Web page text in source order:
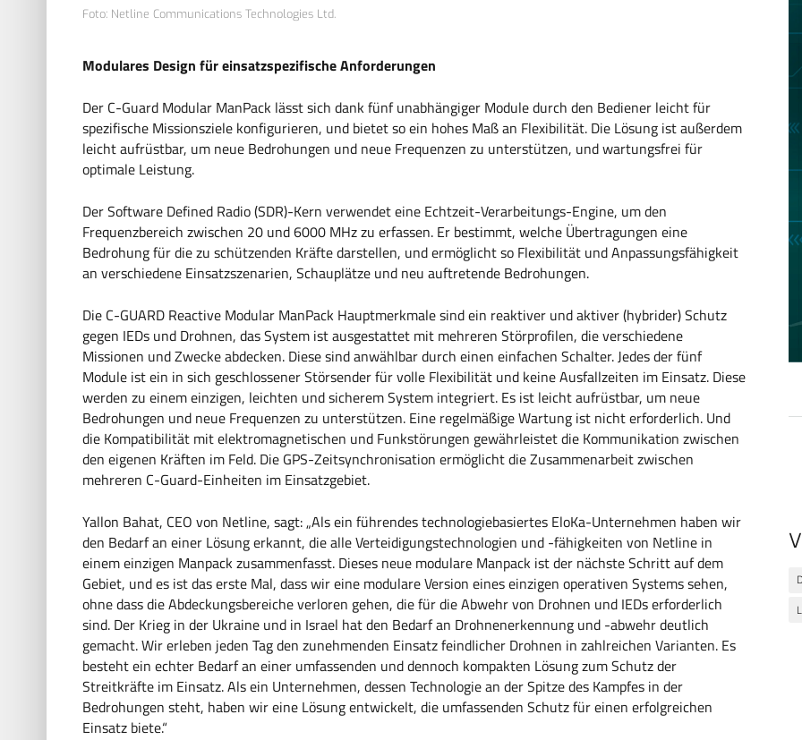
Foto: Netline Communications Technologies Ltd.
Modulares Design für einsatzspezifische Anforderungen
Der C-Guard Modular ManPack lässt sich dank fünf unabhängiger Module durch den Bediener leicht für
spezifische Missionsziele konfigurieren, und bietet so ein hohes Maß an Flexibilität. Die Lösung ist außerdem
leicht aufrüstbar, um neue Bedrohungen und neue Frequenzen zu unterstützen, und wartungsfrei für
optimale Leistung.
Der Software Defined Radio (SDR)-Kern verwendet eine Echtzeit-Verarbeitungs-Engine, um den
Frequenzbereich zwischen 20 und 6000 MHz zu erfassen. Er bestimmt, welche Übertragungen eine
Bedrohung für die zu schützenden Kräfte darstellen, und ermöglicht so Flexibilität und Anpassungsfähigkeit
an verschiedene Einsatzszenarien, Schauplätze und neu auftretende Bedrohungen.
Die C-GUARD Reactive Modular ManPack Hauptmerkmale sind ein reaktiver und aktiver (hybrider) Schutz
gegen IEDs und Drohnen, das System ist ausgestattet mit mehreren Störprofilen, die verschiedene
Missionen und Zwecke abdecken. Diese sind anwählbar durch einen einfachen Schalter. Jedes der fünf
Module ist ein in sich geschlossener Störsender für volle Flexibilität und keine Ausfallzeiten im Einsatz. Diese
werden zu einem einzigen, leichten und sicherem System integriert. Es ist leicht aufrüstbar, um neue
Bedrohungen und neue Frequenzen zu unterstützen. Eine regelmäßige Wartung ist nicht erforderlich. Und
die Kompatibilität mit elektromagnetischen und Funkstörungen gewährleistet die Kommunikation zwischen
den eigenen Kräften im Feld. Die GPS-Zeitsynchronisation ermöglicht die Zusammenarbeit zwischen
mehreren C-Guard-Einheiten im Einsatzgebiet.
Yallon Bahat, CEO von Netline, sagt: „Als ein führendes technologiebasiertes EloKa-Unternehmen haben wir
den Bedarf an einer Lösung erkannt, die alle Verteidigungstechnologien und -fähigkeiten von Netline in
einem einzigen Manpack zusammenfasst. Dieses neue modulare Manpack ist der nächste Schritt auf dem
Gebiet, und es ist das erste Mal, dass wir eine modulare Version eines einzigen operativen Systems sehen,
ohne dass die Abdeckungsbereiche verloren gehen, die für die Abwehr von Drohnen und IEDs erforderlich
sind. Der Krieg in der Ukraine und in Israel hat den Bedarf an Drohnenerkennung und -abwehr deutlich
gemacht. Wir erleben jeden Tag den zunehmenden Einsatz feindlicher Drohnen in zahlreichen Varianten. Es
besteht ein echter Bedarf an einer umfassenden und dennoch kompakten Lösung zum Schutz der
Streitkräfte im Einsatz. Als ein Unternehmen, dessen Technologie an der Spitze des Kampfes in der
Bedrohungen steht, haben wir eine Lösung entwickelt, die umfassenden Schutz für einen erfolgreichen
Einsatz biete.“